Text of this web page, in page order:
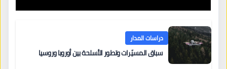
دراسات المدار
سباق المسيّرات وتطور الأسلحة بين أوروبا وروسيا